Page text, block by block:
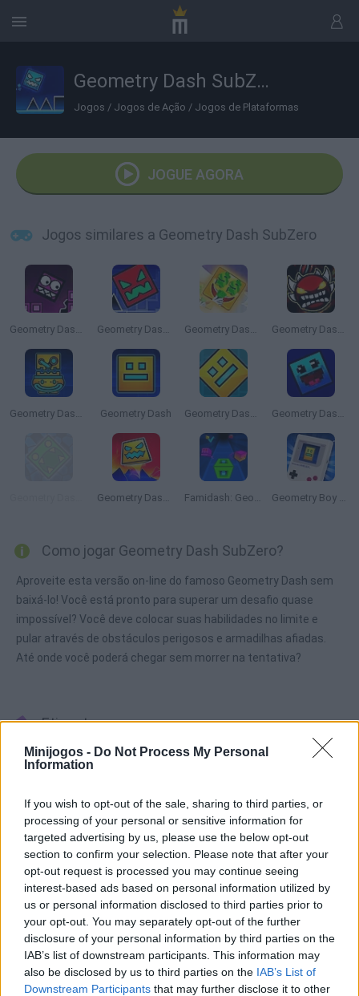
Minijogos - Do Not Process My Personal
Information
If you wish to opt-out of the sale, sharing to third parties, or
processing of your personal or sensitive information for
targeted advertising by us, please use the below opt-out
section to confirm your selection. Please note that after your
opt-out request is processed you may continue seeing
interest-based ads based on personal information utilized by
us or personal information disclosed to third parties prior to
your opt-out. You may separately opt-out of the further
disclosure of your personal information by third parties on the
IAB’s list of downstream participants. This information may
also be disclosed by us to third parties on the IAB’s List of
Downstream Participants that may further disclose it to other
Geometry Dash SubZero
Jogos / Jogos de Ação / Jogos de Plataformas
JOGUE AGORA
Jogos similares a Geometry Dash SubZero
Geometry Dash: Neon 2 Geometry Dash Horror Geometry Dash: Emoji Geometry Dash Bloodbath
Geometry Dash Lite Geometry Dash Geometry Dash Online Geometry Dash: 8 Bits
Geometry Dash 2.2 Famidash: Geometry Dash, but Retro Geometry Boy Dash
Como jogar Geometry Dash SubZero?
Aproveite esta versão on-line do famoso Geometry Dash sem
baixá-lo! Você está pronto para superar um desafio quase
impossível? Você deve colocar suas habilidades no limite e
pular através de obstáculos perigosos e armadilhas afiadas.
Até onde você poderá chegar sem morrer na tentativa?
Etiquetas
JOGOS DE AÇÃO
JOGOS DE HABILIDADE
JOGOS DE PLATAFORMAS
JOGOS DE CORRER